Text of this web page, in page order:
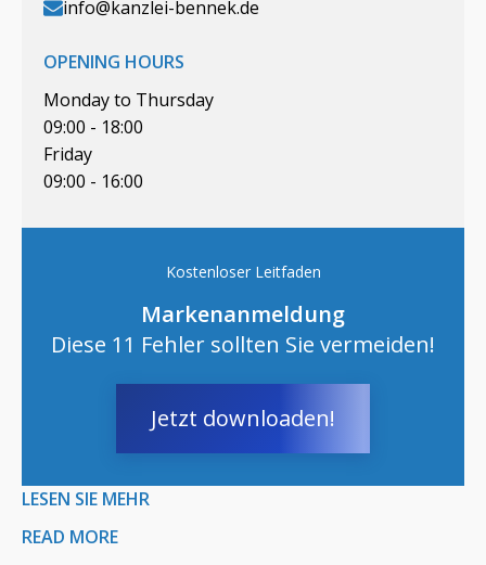
info@kanzlei-bennek.de
OPENING HOURS
Monday to Thursday
09:00 - 18:00
Friday
09:00 - 16:00
Kostenloser Leitfaden
Markenanmeldung
Diese 11 Fehler sollten Sie vermeiden!
Jetzt downloaden!
LESEN SIE MEHR
READ MORE